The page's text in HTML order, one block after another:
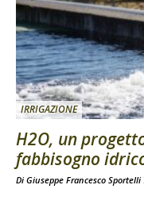
IRRIGAZIONE
H2O, un
fabbisogno
Di Giuseppe Francesco Sportelli